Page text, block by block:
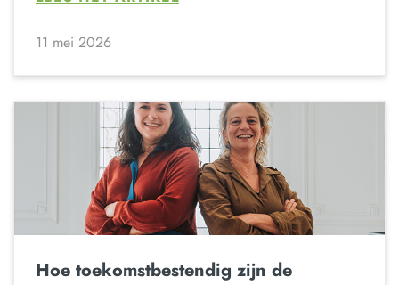
11 mei 2026
Hoe toekomstbestendig zijn de